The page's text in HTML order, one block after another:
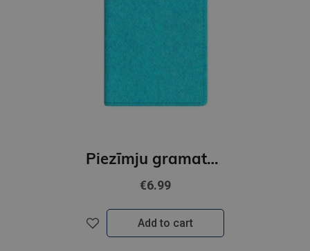
Piezīmju gramata MIDI spirex 26/27 2316925000
€6.99
Add to cart